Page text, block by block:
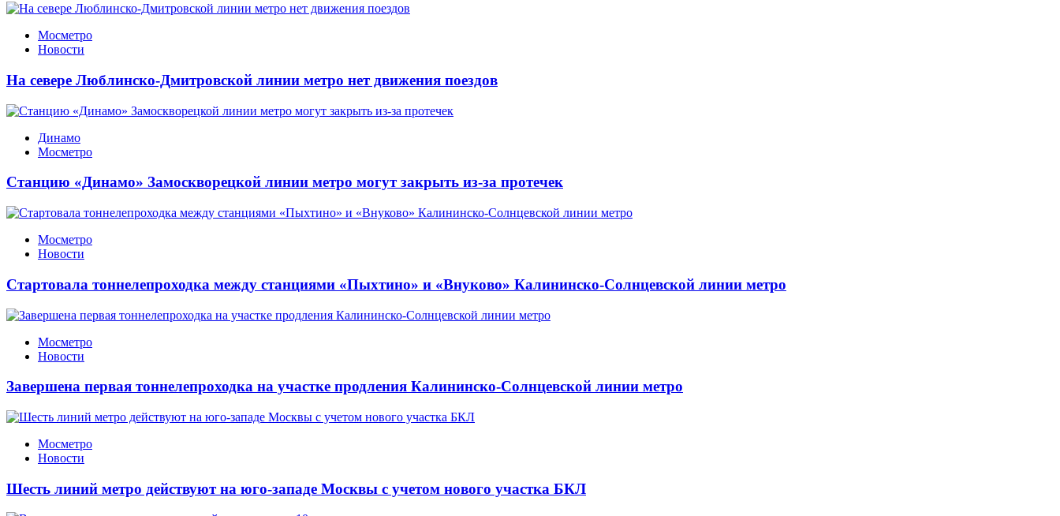
Мосметро
Новости
На севере Люблинско-Дмитровской линии метро нет движения поездов
Динамо
Мосметро
Станцию «Динамо» Замоскворецкой линии метро могут закрыть из-за протечек
Мосметро
Новости
Стартовала тоннелепроходка между станциями «Пыхтино» и «Внуково» Калининско-Солнцевской линии метро
Мосметро
Новости
Завершена первая тоннелепроходка на участке продления Калининско-Солнцевской линии метро
Мосметро
Новости
Шесть линий метро действуют на юго-западе Москвы с учетом нового участка БКЛ